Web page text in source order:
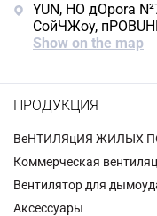
YUN, HO дOpora
CoйЧЖoy,
Show on the map
ПРОДУКЦИЯ
BeHTИЛЯцИЯ ЖИЛЫX
Коммерческая
Вентилятор для
Аксессуары